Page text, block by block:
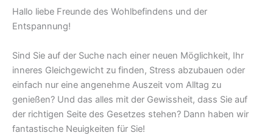
Hallo liebe Freunde des Wohlbefindens und der
Entspannung!
Sind Sie auf der Suche nach einer neuen Möglichkeit, Ihr
inneres Gleichgewicht zu finden, Stress abzubauen oder
einfach nur eine angenehme Auszeit vom Alltag zu
genießen? Und das alles mit der Gewissheit, dass Sie auf
der richtigen Seite des Gesetzes stehen? Dann haben wir
fantastische Neuigkeiten für Sie!